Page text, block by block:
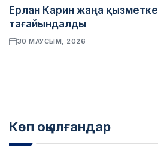
Ерлан Карин жаңа қызметке
тағайындалды
30 МАУСЫМ, 2026
Көп оқылғандар